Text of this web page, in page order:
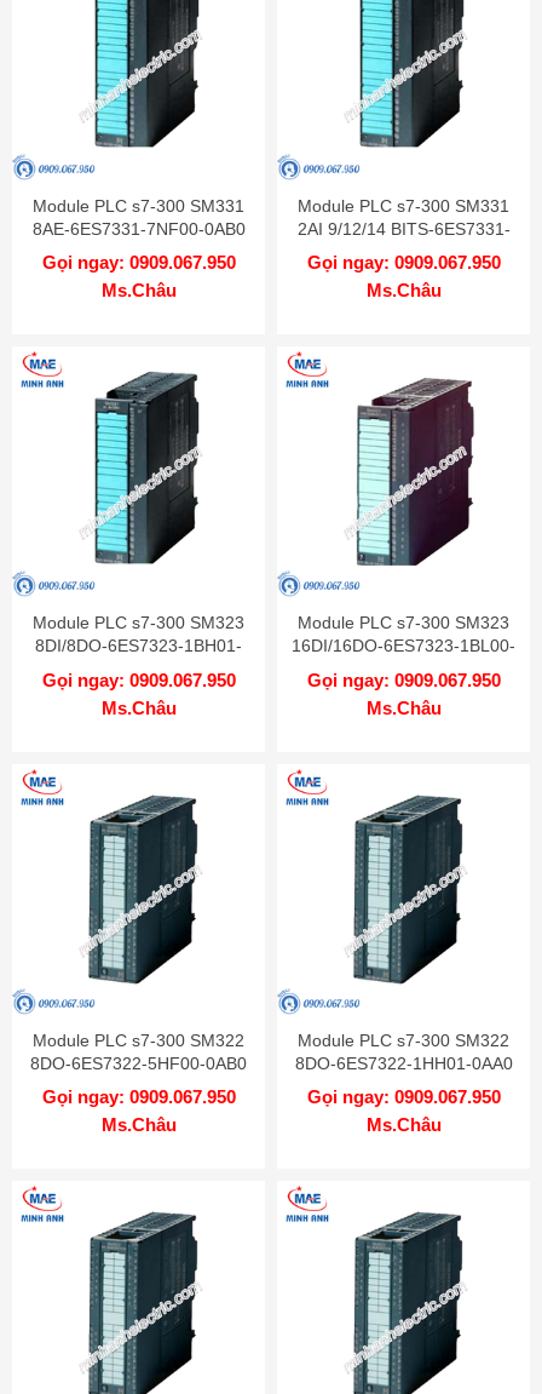
Module PLC s7-300 SM331
8AE-6ES7331-7NF00-0AB0
Gọi ngay: 0909.067.950
Ms.Châu
Module PLC s7-300 SM331
2AI 9/12/14 BITS-6ES7331-
7KB02-0AB0
Gọi ngay: 0909.067.950
Ms.Châu
Module PLC s7-300 SM323
8DI/8DO-6ES7323-1BH01-
0AA0
Gọi ngay: 0909.067.950
Ms.Châu
Module PLC s7-300 SM323
16DI/16DO-6ES7323-1BL00-
0AA0
Gọi ngay: 0909.067.950
Ms.Châu
Module PLC s7-300 SM322
8DO-6ES7322-5HF00-0AB0
Gọi ngay: 0909.067.950
Ms.Châu
Module PLC s7-300 SM322
8DO-6ES7322-1HH01-0AA0
Gọi ngay: 0909.067.950
Ms.Châu